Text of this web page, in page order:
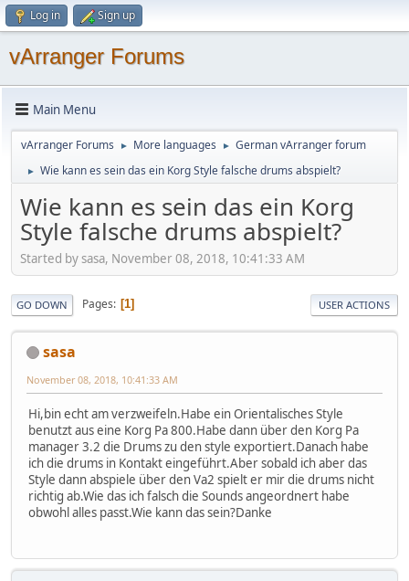
Log in Sign up
vArranger Forums
Main Menu
vArranger Forums ► More languages ► German vArranger forum
► Wie kann es sein das ein Korg Style falsche drums abspielt?
Wie kann es sein das ein Korg
Style falsche drums abspielt?
Started by sasa, November 08, 2018, 10:41:33 AM
GO DOWN Pages 1 USER ACTIONS
sasa
November 08, 2018, 10:41:33 AM
Hi,bin echt am verzweifeln.Habe ein Orientalisches Style
benutzt aus eine Korg Pa 800.Habe dann über den Korg Pa
manager 3.2 die Drums zu den style exportiert.Danach habe
ich die drums in Kontakt eingeführt.Aber sobald ich aber das
Style dann abspiele über den Va2 spielt er mir die drums nicht
richtig ab.Wie das ich falsch die Sounds angeordnert habe
obwohl alles passt.Wie kann das sein?Danke